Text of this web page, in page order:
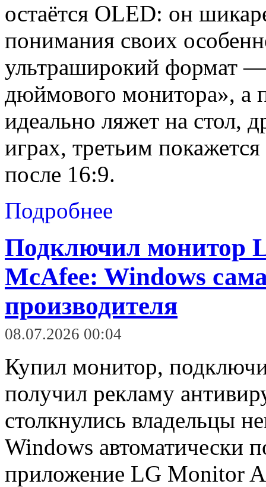
остаётся OLED: он
понимания своих
ультраширокий формат
дюймового монитора», а
идеально ляжет на стол,
играх, третьим
после 16:9.
Подробнее
Подключил монитор
McAfee: Windows
производителя
08.07.2026 00:04
Купил монитор,
получил рекламу
столкнулись владельцы
Windows автоматически
приложение LG Monitor